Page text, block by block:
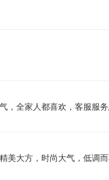
全家人都喜欢，客服服
大方，时尚大气，低调而